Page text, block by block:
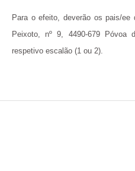
Para o efeito, deverão os pais/
Peixoto, nº 9, 4490-679 Póvoa
respetivo escalão (1 ou 2).